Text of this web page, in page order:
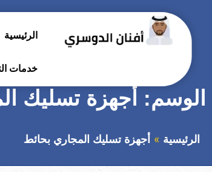
الرئيسية
خدمات
الوسم: أجهزة تسليك
الرئيسية أجهزة تسليك المجاري بحائط